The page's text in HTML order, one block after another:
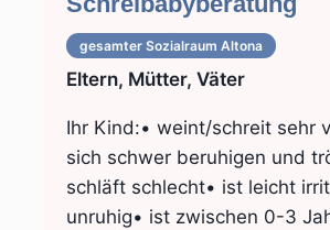
gesamter Sozialraum Altona
Eltern, Mütter, Väter
Ihr Kind:• weint/schreit sehr
sich schwer beruhigen und
schläft schlecht• ist leicht
unruhig• ist zwischen 0-3